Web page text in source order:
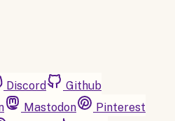
Discord
Github
Mastodon
Pinterest